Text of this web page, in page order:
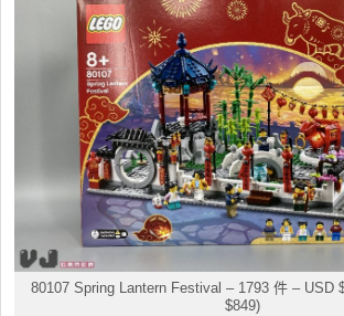
80107 Spring Lantern Festival – 1793 件 – USD
$849)